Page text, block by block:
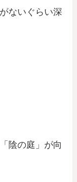
ないぐらい深
陰の庭」が向